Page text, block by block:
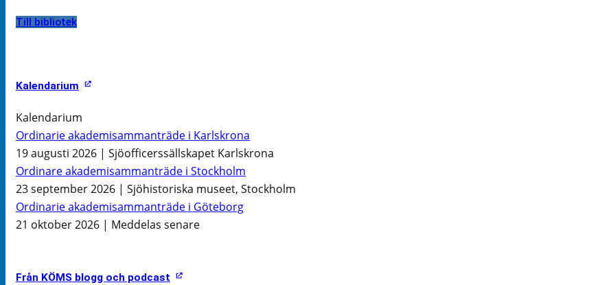
Till bibliotek
Kalendarium
Kalendarium
Ordinarie akademisammanträde i Karlskrona
19 augusti 2026 | Sjöofficerssällskapet Karlskrona
Ordinare akademisammanträde i Stockholm
23 september 2026 | Sjöhistoriska museet, Stockholm
Ordinarie akademisammanträde i Göteborg
21 oktober 2026 | Meddelas senare
Från KÖMS blogg och podcast